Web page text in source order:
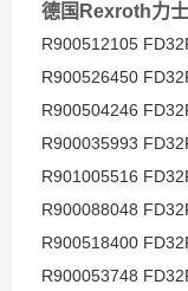
德国Rexroth力
R900512105
R900526450
R900504246
R900035993
R901005516
R900088048
R900518400
R900053748